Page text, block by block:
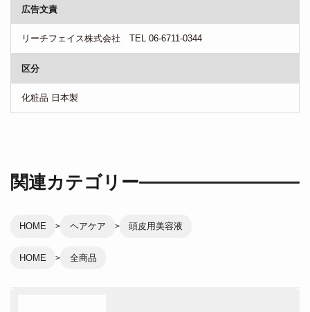
広告文責
リーチフェイス株式会社 TEL 06-6711-0344
区分
化粧品 日本製
関連カテゴリー
HOME ヘアケア 頭皮用美容液
HOME 全商品